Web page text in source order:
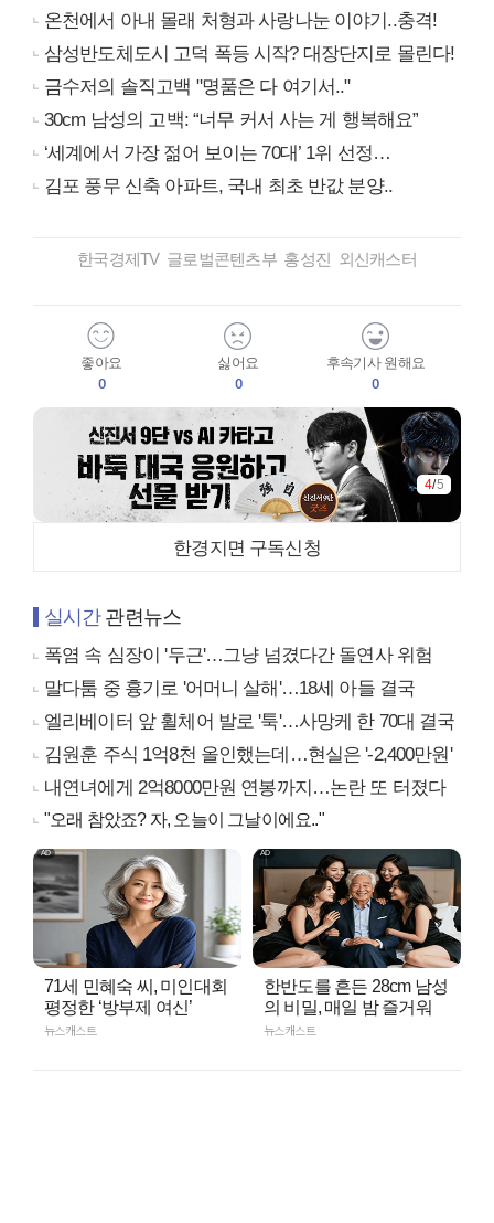
온천에서 아내 몰래 처형과 사랑나눈 이야기..충격!
삼성반도체도시 고덕 폭등 시작? 대장단지로 몰린다!
금수저의 솔직고백 "명품은 다 여기서.."
30cm 남성의 고백: “너무 커서 사는 게 행복해요”
‘세계에서 가장 젊어 보이는 70대’ 1위 선정…
김포 풍무 신축 아파트, 국내 최초 반값 분양..
한국경제TV 글로벌콘텐츠부 홍성진 외신캐스터
좋아요
0
싫어요
0
후속기사 원해요
0
4/5
한경지면 구독신청
실시간관련뉴스
폭염 속 심장이 '두근'…그냥 넘겼다간 돌연사 위험
말다툼 중 흉기로 '어머니 살해'…18세 아들 결국
엘리베이터 앞 휠체어 발로 '툭'…사망케 한 70대 결국
김원훈 주식 1억8천 올인했는데…현실은 '-2,400만원'
내연녀에게 2억8000만원 연봉까지…논란 또 터졌다
"오래 참았죠? 자, 오늘이 그날이에요.."
71세 민혜숙 씨, 미인대회
평정한 ‘방부제 여신’
뉴스캐스트
한반도를 흔든 28cm 남성
의 비밀, 매일 밤 즐거워
뉴스캐스트